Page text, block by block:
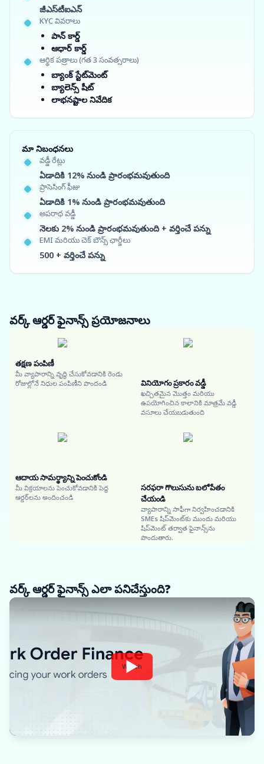
జీఎస్‌టీఐఎన్
KYC వివరాలు
పాన్ కార్డ్
ఆధార్ కార్డ్
ఆర్థిక పత్రాలు (గత 3 సంవత్సరాలు)
బ్యాంక్ స్టేట్‌మెంట్
బ్యాలెన్స్ షీట్
లాభనష్టాల నివేదిక
మా నిబంధనలు
వడ్డీ రేట్లు
ఏడాదికి 12% నుండి ప్రారంభమవుతుంది
ప్రాసెసింగ్ ఫీజు
ఏడాదికి 1% నుండి ప్రారంభమవుతుంది
అపరాధ వడ్డీ
నెలకు 2% నుండి ప్రారంభమవుతుంది + వర్తించే పన్ను
EMI మరియు చెక్ బౌన్స్ ఛార్జీలు
500 + వర్తించే పన్ను
వర్క్ ఆర్డర్ ఫైనాన్స్ప్రయోజనాలు
తక్షణ పంపిణీ
మీ వ్యాపారాన్ని వృద్ధి చేసుకోవడానికి రెండు
రోజుల్లోనే నిధుల పంపిణీని పొందండి
వినియోగం ప్రకారం వడ్డీ
ఖచ్చితమైన మొత్తం మరియు
ఉపయోగించిన కాలానికి మాత్రమే వడ్డీ
వసూలు చేయబడుతుంది
ఆదాయ సామర్థ్యాన్ని పెంచుకోండి
మీ విక్రయాలను పెంచుకోవడానికి పెద్ద
ఆర్డర్‌లను అందించండి
సరఫరా గొలుసును బలోపేతం
చేయండి
వ్యాపారాన్ని సాఫీగా నిర్వహించడానికి
SMEs షిప్‌మెంట్‌కు ముందు మరియు
షిప్‌మెంట్ తర్వాత ఫైనాన్స్‌ను
పొందుతారు.
వర్క్ ఆర్డర్ ఫైనాన్స్ ఎలా పనిచేస్తుంది?
Watch